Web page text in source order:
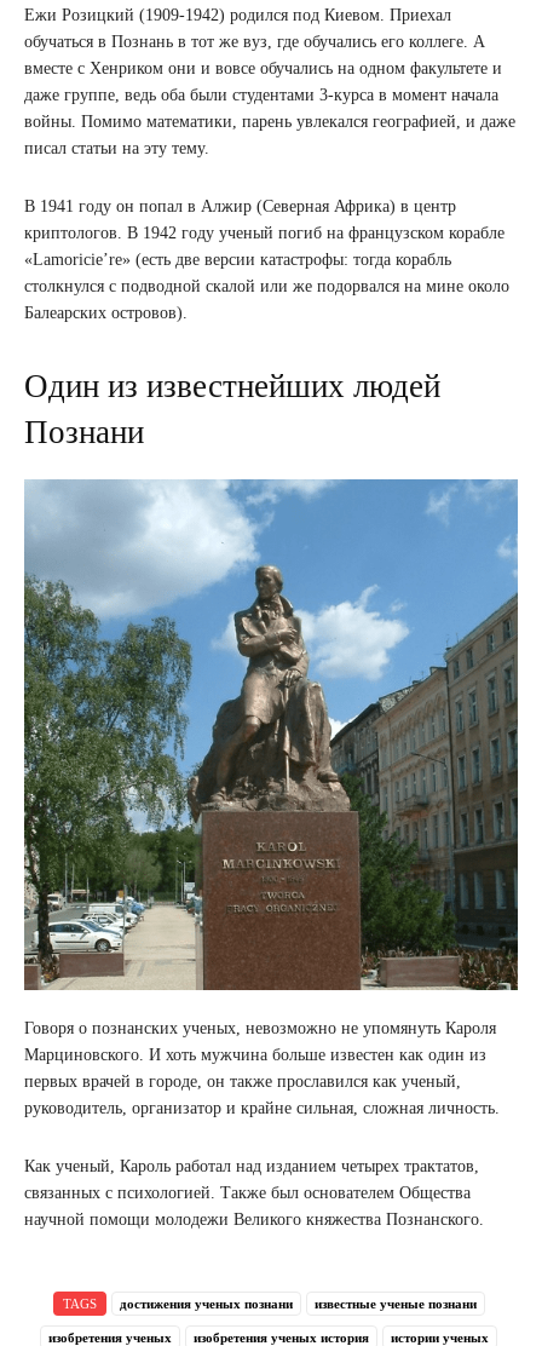
Ежи Розицкий (1909-1942) родился под Киевом. Приехал
обучаться в Познань в тот же вуз, где обучались его коллеге. А
вместе с Хенриком они и вовсе обучались на одном факультете и
даже группе, ведь оба были студентами 3-курса в момент начала
войны. Помимо математики, парень увлекался географией, и даже
писал статьи на эту тему.
В 1941 году он попал в Алжир (Северная Африка) в центр
криптологов. В 1942 году ученый погиб на французском корабле
«Lamoricie’re» (есть две версии катастрофы: тогда корабль
столкнулся с подводной скалой или же подорвался на мине около
Балеарских островов).
Один из известнейших людей
Познани
Говоря о познанских ученых, невозможно не упомянуть Кароля
Марциновского. И хоть мужчина больше известен как один из
первых врачей в городе, он также прославился как ученый,
руководитель, организатор и крайне сильная, сложная личность.
Как ученый, Кароль работал над изданием четырех трактатов,
связанных с психологией. Также был основателем Общества
научной помощи молодежи Великого княжества Познанского.
TAGS достижения ученых познани известные ученые познани
изобретения ученых изобретения ученых история истории ученых